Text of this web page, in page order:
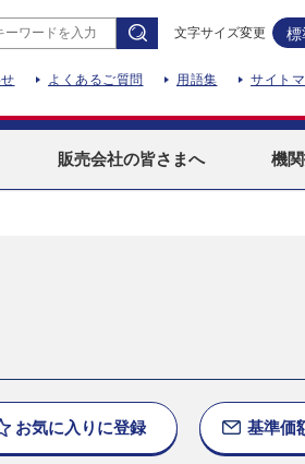
文字サイズ変更 標
よくあるご質問 用語集 サイト
販売会社の皆さまへ 機
お気に入りに登録 基準価